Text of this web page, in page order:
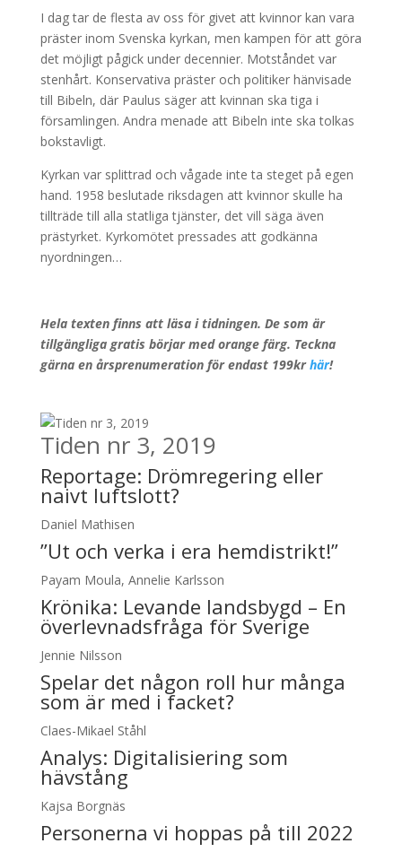
I dag tar de flesta av oss för givet att kvinnor kan vara
präster inom Svenska kyrkan, men kampen för att göra
det möjligt pågick under decennier. Motståndet var
stenhårt. Konservativa präster och politiker hänvisade
till Bibeln, där Paulus säger att kvinnan ska tiga i
församlingen. Andra menade att Bibeln inte ska tolkas
bokstavligt.
Kyrkan var splittrad och vågade inte ta steget på egen
hand. 1958 beslutade riksdagen att kvinnor skulle ha
tillträde till alla statliga tjänster, det vill säga även
prästyrket. Kyrkomötet pressades att godkänna
nyordningen…
Hela texten finns att läsa i tidningen. De som är
tillgängliga gratis börjar med orange färg. Teckna
gärna en årsprenumeration för endast 199krhär!
Tiden nr 3, 2019
Reportage: Drömregering eller
naivt luftslott?
Daniel Mathisen
”Ut och verka i era hemdistrikt!”
Payam Moula, Annelie Karlsson
Krönika: Levande landsbygd – En
överlevnadsfråga för Sverige
Jennie Nilsson
Spelar det någon roll hur många
som är med i facket?
Claes-Mikael Ståhl
Analys: Digitalisiering som
hävstång
Kajsa Borgnäs
Personerna vi hoppas på till 2022